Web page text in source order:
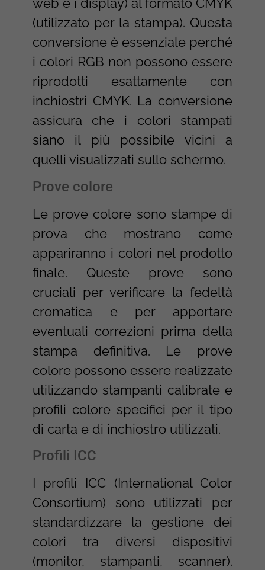
web e i display) al formato CMYK
(utilizzato per la stampa). Questa
conversione è essenziale perché
i colori RGB non possono essere
riprodotti esattamente con
inchiostri CMYK. La conversione
assicura che i colori stampati
siano il più possibile vicini a
quelli visualizzati sullo schermo.
Prove colore
Le prove colore sono stampe di
prova che mostrano come
appariranno i colori nel prodotto
finale. Queste prove sono
cruciali per verificare la fedeltà
cromatica e per apportare
eventuali correzioni prima della
stampa definitiva. Le prove
colore possono essere realizzate
utilizzando stampanti calibrate e
profili colore specifici per il tipo
di carta e di inchiostro utilizzati.
Profili ICC
I profili ICC (International Color
Consortium) sono utilizzati per
standardizzare la gestione dei
colori tra diversi dispositivi
(monitor, stampanti, scanner).